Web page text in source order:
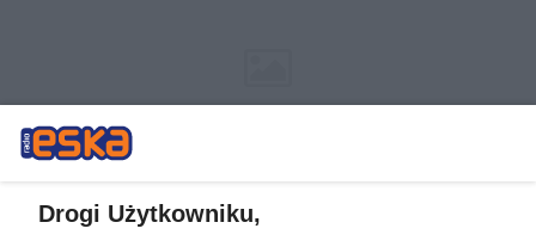
Drogi Użytkowniku,